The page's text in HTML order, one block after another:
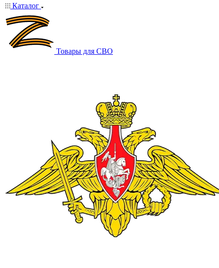
Каталог
Товары для СВО